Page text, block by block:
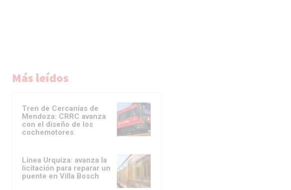
Más leídos
Tren de Cercanías de
Mendoza: CRRC avanza
con el diseño de los
cochemotores
Línea Urquiza: avanza la
licitación para reparar un
puente en Villa Bosch